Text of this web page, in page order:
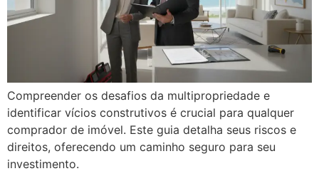
Compreender os desafios da multipropriedade e
identificar vícios construtivos é crucial para qualquer
comprador de imóvel. Este guia detalha seus riscos e
direitos, oferecendo um caminho seguro para seu
investimento.